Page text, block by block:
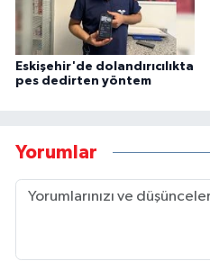
Eskişehir'de dolandırıcılıkta
pes dedirten yöntem
Yorumlar